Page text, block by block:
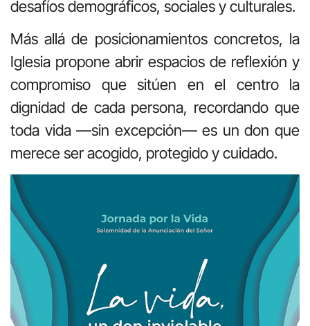
desafíos demográficos, sociales y culturales.
Más allá de posicionamientos concretos, la
Iglesia propone abrir espacios de reflexión y
compromiso que sitúen en el centro la
dignidad de cada persona, recordando que
toda vida —sin excepción— es un don que
merece ser acogido, protegido y cuidado.